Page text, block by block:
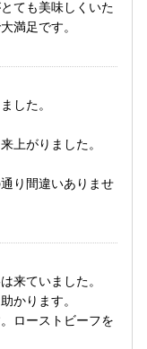
ても美味しくいた
満足です。
した。
上がりました。
り間違いありませ
来ていました。
かります。
ローストビーフを